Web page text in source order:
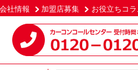
会社情報 加盟店募集 お役立ちコラ